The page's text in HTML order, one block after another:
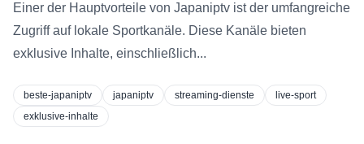
Einer der Hauptvorteile von Japaniptv ist der umfangreiche
Zugriff auf lokale Sportkanäle. Diese Kanäle bieten
exklusive Inhalte, einschließlich...
beste-japaniptv japaniptv streaming-dienste
live-sport
exklusive-inhalte